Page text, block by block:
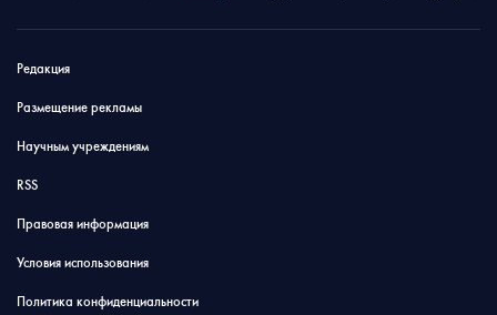
Редакция
Размещение рекламы
Научным учреждениям
RSS
Правовая информация
Условия использования
Политика конфиденциальности